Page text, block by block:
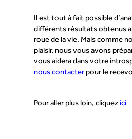
Il est tout à fait possible
différents résultats obtenus
roue de la vie. Mais comme
plaisir, nous vous avons
vous aidera dans votre
nous contacterpour le
Pour aller plus loin, cliquez ici